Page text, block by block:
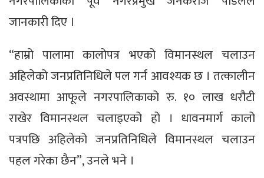
जानकारी दिए ।
“हाम्रो पालामा कालोपत्र भएको विमानस्थल चलाउन
अहिलेको जनप्रतिनिधिले पल गर्न आवश्यक छ । तत्कालीन
अवस्थामा आफूले नगरपालिकाको रु. १० लाख धरौटी
राखेर विमानस्थल चलाइएको हो । धावनमार्ग कालो
पत्रपछि अहिलेको जनप्रतिनिधिले विमानस्थल चलाउन
पहल गरेका छैन”, उनले भने ।